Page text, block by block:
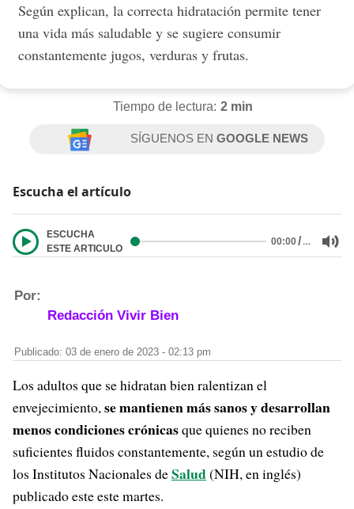
Según explican, la correcta hidratación permite tener
una vida más saludable y se sugiere consumir
constantemente jugos, verduras y frutas.
Tiempo de lectura: 2 min
SÍGUENOS ENGOOGLE NEWS
Escucha el artículo
ESCUCHA
ESTE ARTICULO
00:00/…
Por:
Redacción Vivir Bien
Publicado: 03 de enero de 2023 - 02:13 pm
Los adultos que se hidratan bien ralentizan el
envejecimiento,se mantienen más sanos y desarrollan
menos condiciones crónicasque quienes no reciben
suficientes fluidos constantemente, según un estudio de
los Institutos Nacionales deSalud(NIH, en inglés)
publicado este este martes.